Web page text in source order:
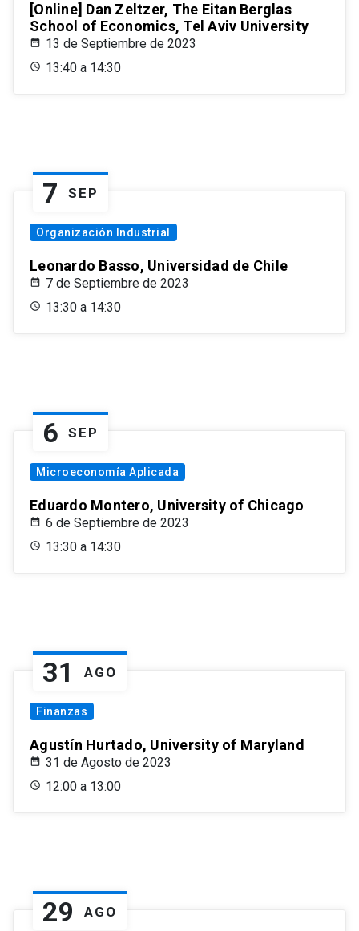
[Online] Dan Zeltzer, The Eitan Berglas
School of Economics, Tel Aviv University
13 de Septiembre de 2023
13:40 a 14:30
7 SEP
Organización Industrial
Leonardo Basso, Universidad de Chile
7 de Septiembre de 2023
13:30 a 14:30
6 SEP
Microeconomía Aplicada
Eduardo Montero, University of Chicago
6 de Septiembre de 2023
13:30 a 14:30
31 AGO
Finanzas
Agustín Hurtado, University of Maryland
31 de Agosto de 2023
12:00 a 13:00
29 AGO